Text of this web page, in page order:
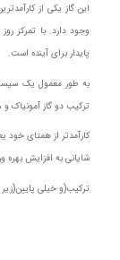
این گاز یکی از
وجود دارد. با تمرکز
پایدار برای آینده است.
به طور معمول یک
ترکیب دو گاز آمونیاک و R404A بین 15_20%
شایانی به افزایش
ترکیب(و خیلی پایین(زیر -40سانتی گراد) بسیار کارآمد می